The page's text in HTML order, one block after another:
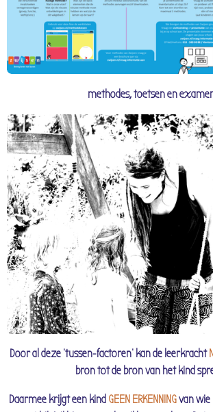
methodes, toetsen en
Door al deze 'tussen-factoren' kan de leerkracht
bron tot de bron van het kind
Daarmee krijgt een kind GEEN ERKENNINGvan